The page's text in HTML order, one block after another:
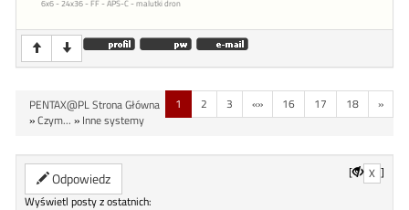
6x6 - 24x36 - FF - APS-C - malutki dron
1 2 3 «» 16 17 18 »
PENTAX@PL Strona Główna
»Czym... » Inne systemy
Odpowiedz [ X ]
Wyświetl posty z ostatnich: